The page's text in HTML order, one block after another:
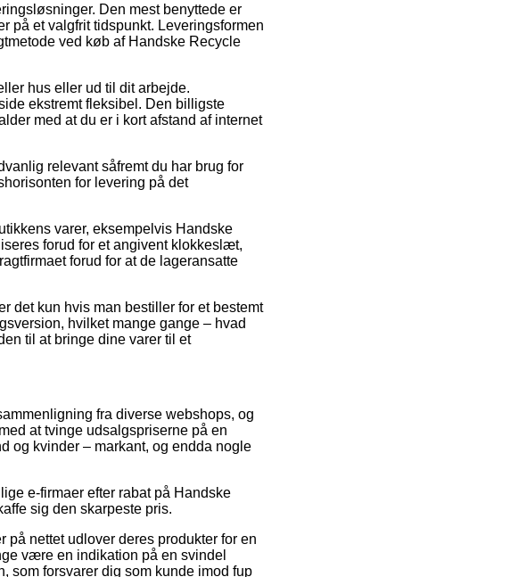
Den mest benyttede er
på et valgfrit tidspunkt. Leveringsformen
ved køb af Handske Recycle
hus eller ud til dit arbejde.
ekstremt fleksibel. Den billigste
med at du er i kort afstand af internet
relevant såfremt du har brug for
for levering på det
varer, eksempelvis Handske
forud for et angivent klokkeslæt,
forud for at de lageransatte
det kun hvis man bestiller for et bestemt
hvilket mange gange – hvad
til at bringe dine varer til et
fra diverse webshops, og
at tvinge udsalgspriserne på en
og kvinder – markant, og endda nogle
e-firmaer efter rabat på Handske
sig den skarpeste pris.
nettet udlover deres produkter for en
være en indikation på en svindel
som forsvarer dig som kunde imod fup